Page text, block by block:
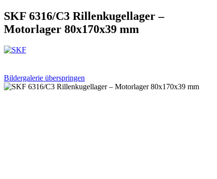
SKF 6316/C3 Rillenkugellager –
Motorlager 80x170x39 mm
Bildergalerie überspringen